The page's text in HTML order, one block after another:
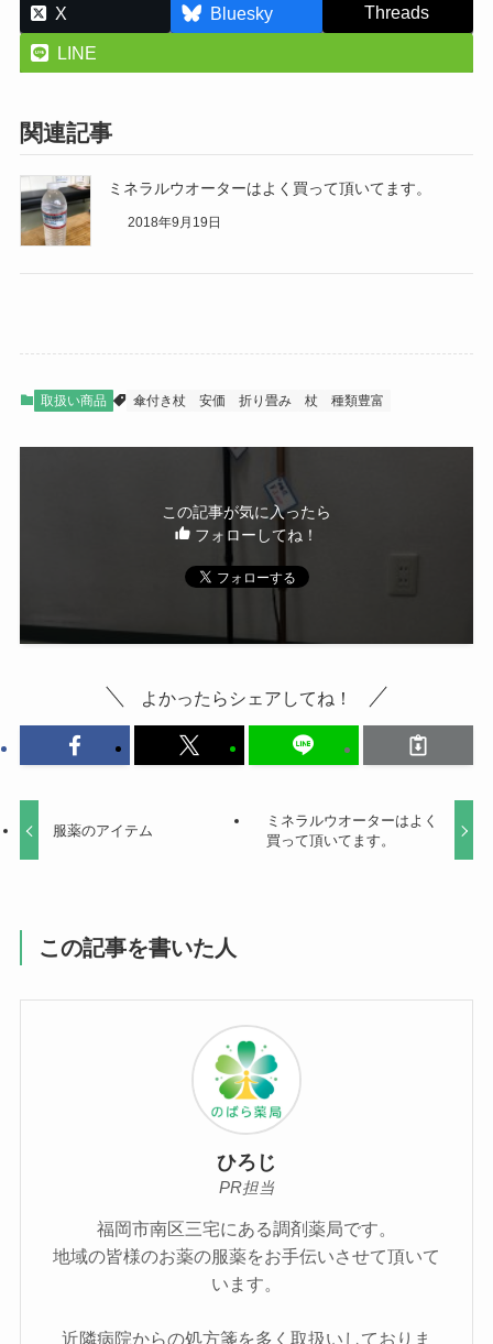
X Bluesky Threads
LINE
関連記事
ミネラルウオーターはよく買って頂いてます。
2018年9月19日
取扱い商品 傘付き杖 安価 折り畳み 杖 種類豊富
この記事が気に入ったら
フォローしてね！
よかったらシェアしてね！
服薬のアイテム
ミネラルウオーターはよく
買って頂いてます。
この記事を書いた人
ひろじ
PR担当
福岡市南区三宅にある調剤薬局です。
地域の皆様のお薬の服薬をお手伝いさせて頂いて
います。
近隣病院からの処方箋を多く取扱いしておりま